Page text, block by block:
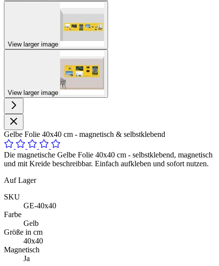
View larger image
View larger image
Gelbe Folie 40x40 cm - magnetisch & selbstklebend
Die magnetische Gelbe Folie 40x40 cm - selbstklebend, magnetisch
und mit Kreide beschreibbar. Einfach aufkleben und sofort nutzen.
Auf Lager
SKU
GE-40x40
Farbe
Gelb
Größe in cm
40x40
Magnetisch
Ja